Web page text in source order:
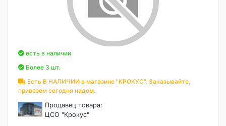
есть в наличии
Более 3 шт.
Есть В НАЛИЧИИ в магазине "КРОКУС". Заказывайте,
привезем сегодня надом.
Продавец товара:
ЦСО "Крокус"